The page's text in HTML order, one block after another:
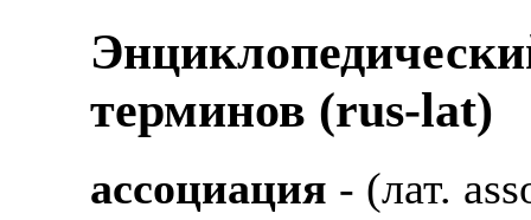
терминов (rus-lat)
ассоциация - (лат.